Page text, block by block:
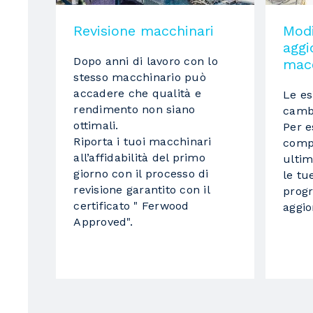
Lunghezza
Materiale
Sistema automatico di carico pannelli
Sistema automatico di scarico pannelli
Pompa per il vuoto
Nr. Pompe
Singola capacità
Revisione macchinari
Dopo anni di lavoro con lo
stesso macchinario può
accadere che qualità e
rendimento non siano
ottimali.
Riporta i tuoi macchinari
all’affidabilità del primo
giorno con il processo di
revisione garantito con il
certificato " Ferwood
Approved".
Le
Per
le